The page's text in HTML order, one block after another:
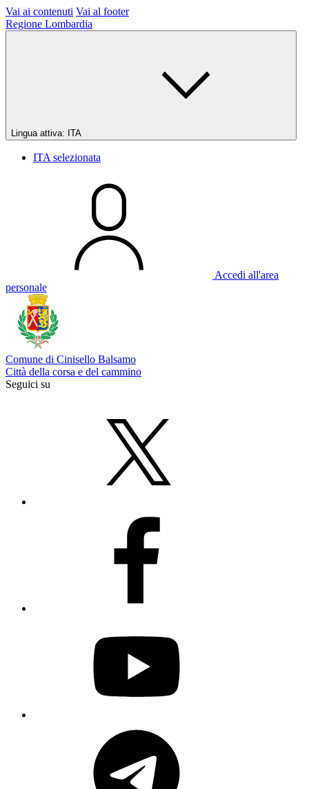
Vai ai contenuti Vai al footer
Regione Lombardia
Lingua attiva: ITA
ITA selezionata
Accedi all'area
personale
Comune di Cinisello Balsamo
Città della corsa e del cammino
Seguici su